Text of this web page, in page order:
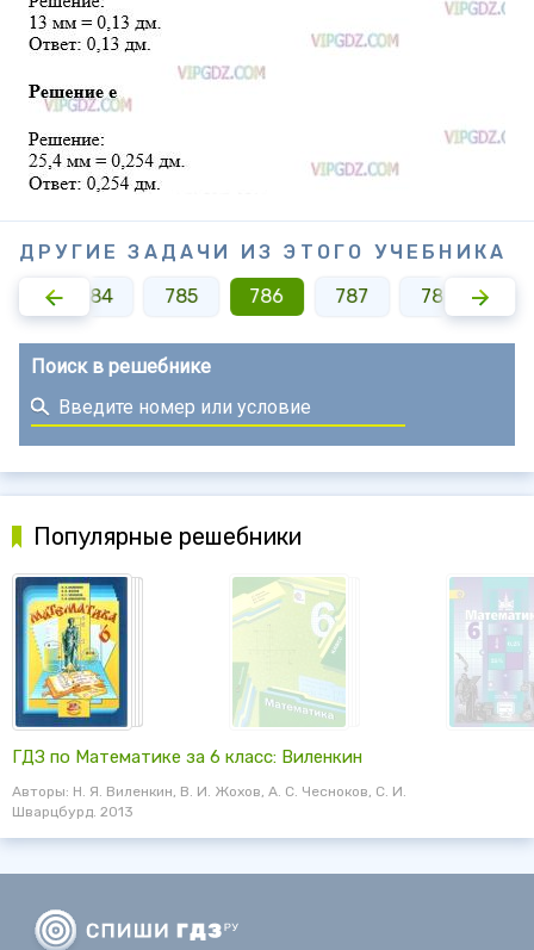
ДРУГИЕ ЗАДАЧИ ИЗ ЭТОГО УЧЕБНИКА
784 785 786 787 788
Поиск в решебнике
Популярные решебники
ГДЗ по Математике за 6 класс: Виленкин
Авторы: Н. Я. Виленкин, В. И. Жохов, А. С. Чесноков, С. И.
Шварцбурд. 2013